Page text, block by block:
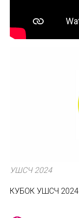
УШСЧ 2024
КУБОК УШСЧ 2024